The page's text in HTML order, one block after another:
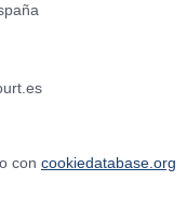
con cookiedatabase.org